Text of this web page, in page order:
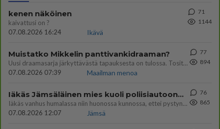
kenen näköinen
kaivattusi on ?
07.08.2026 16:24
Ikävä
71
1144
Muistatko Mikkelin panttivankidraaman?
Uusi draamasarja järkyttävästä tapauksesta on tulossa. Tositapahtumiin perustuva sarja ammentaa vuoden 1986 Mikkelin pan
07.08.2026 07:39
Maailman menoa
77
894
Iäkäs Jämsäläinen mies kuoli poliisiautoon matkalla Jyväskylän putkaan
Iäkäs vanhus humalassa niin huonossa kunnossa, ettei pystynyt huolehtimaan itsestään niin ainoa apu sillä hetkellä oli
07.08.2026 12:07
Jämsä
76
865